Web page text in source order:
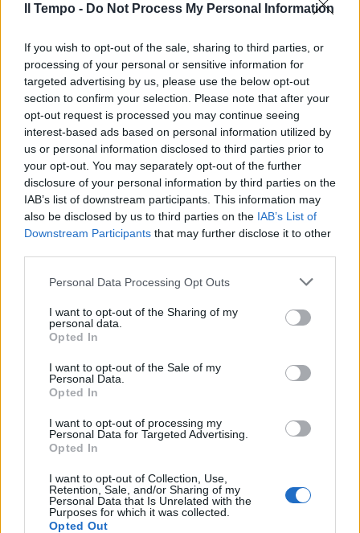
Il Tempo - Do Not Process My Personal Information
If you wish to opt-out of the sale, sharing to third parties, or
processing of your personal or sensitive information for
targeted advertising by us, please use the below opt-out
section to confirm your selection. Please note that after your
opt-out request is processed you may continue seeing
interest-based ads based on personal information utilized by
us or personal information disclosed to third parties prior to
your opt-out. You may separately opt-out of the further
disclosure of your personal information by third parties on the
IAB’s list of downstream participants. This information may
also be disclosed by us to third parties on the IAB’s List of
Downstream Participants that may further disclose it to other
Personal Data Processing Opt Outs
I want to opt-out of the Sharing of my
personal data.
Opted In
I want to opt-out of the Sale of my
Personal Data.
Opted In
I want to opt-out of processing my
Personal Data for Targeted Advertising.
Opted In
I want to opt-out of Collection, Use,
Retention, Sale, and/or Sharing of my
Personal Data that Is Unrelated with the
Purposes for which it was collected.
Opted Out